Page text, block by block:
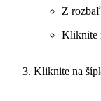
Z
Kliknite
Kliknite na